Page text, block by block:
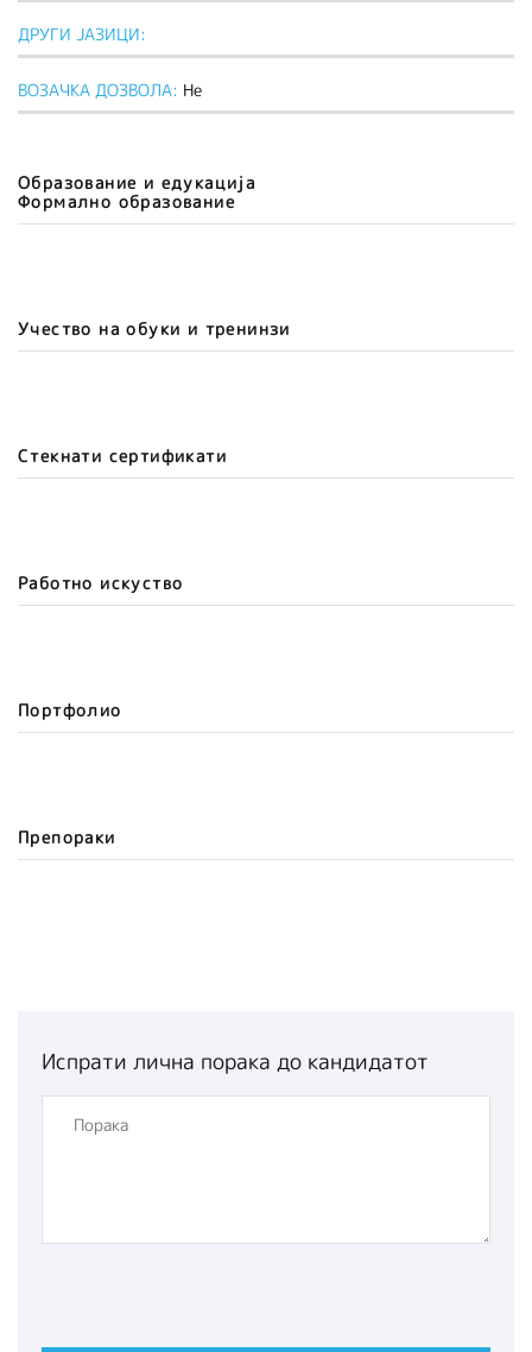
ДРУГИ ЈАЗИЦИ:
ВОЗАЧКА ДОЗВОЛА: Не
Образование и едукација
Формално образование
Учество на обуки и тренинзи
Стекнати сертификати
Работно искуство
Портфолио
Препораки
Испрати лична порака до кандидатот